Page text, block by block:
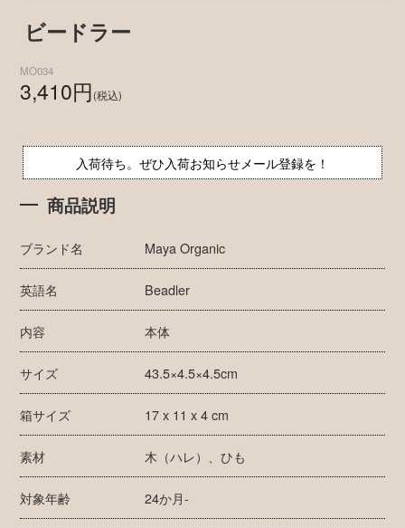
ビードラー
MO034
3,410円(税込)
入荷待ち。ぜひ入荷お知らせメール登録を！
商品説明
ブランド名 Maya Organic
英語名 Beadler
内容 本体
サイズ 43.5×4.5×4.5cm
箱サイズ 17 x 11 x 4 cm
素材 木（ハレ）、ひも
対象年齢 24か月-